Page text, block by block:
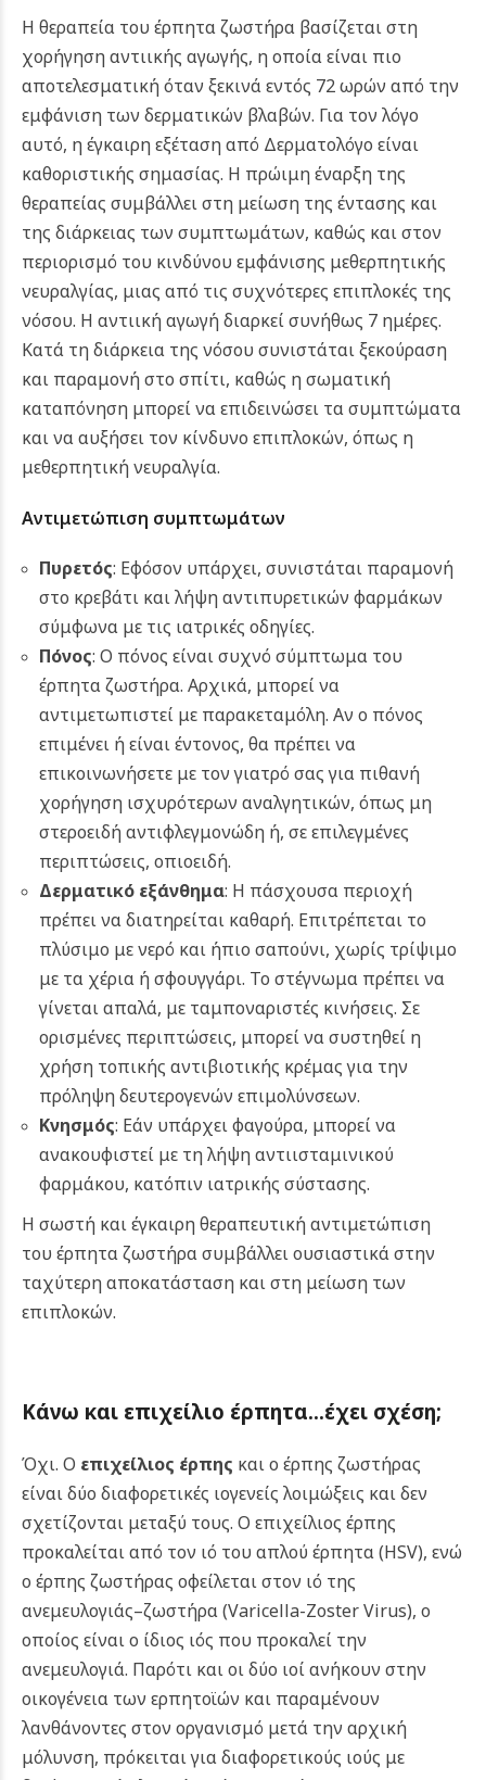
Η θεραπεία του έρπητα ζωστήρα βασίζεται στη
χορήγηση αντιικής αγωγής, η οποία είναι πιο
αποτελεσματική όταν ξεκινά εντός 72 ωρών από την
εμφάνιση των δερματικών βλαβών. Για τον λόγο
αυτό, η έγκαιρη εξέταση από Δερματολόγο είναι
καθοριστικής σημασίας. Η πρώιμη έναρξη της
θεραπείας συμβάλλει στη μείωση της έντασης και
της διάρκειας των συμπτωμάτων, καθώς και στον
περιορισμό του κινδύνου εμφάνισης μεθερπητικής
νευραλγίας, μιας από τις συχνότερες επιπλοκές της
νόσου. Η αντιική αγωγή διαρκεί συνήθως 7 ημέρες.
Κατά τη διάρκεια της νόσου συνιστάται ξεκούραση
και παραμονή στο σπίτι, καθώς η σωματική
καταπόνηση μπορεί να επιδεινώσει τα συμπτώματα
και να αυξήσει τον κίνδυνο επιπλοκών, όπως η
μεθερπητική νευραλγία.
Αντιμετώπιση συμπτωμάτων
Πυρετός: Εφόσον υπάρχει, συνιστάται παραμονή
στο κρεβάτι και λήψη αντιπυρετικών φαρμάκων
σύμφωνα με τις ιατρικές οδηγίες.
Πόνος: Ο πόνος είναι συχνό σύμπτωμα του
έρπητα ζωστήρα. Αρχικά, μπορεί να
αντιμετωπιστεί με παρακεταμόλη. Αν ο πόνος
επιμένει ή είναι έντονος, θα πρέπει να
επικοινωνήσετε με τον γιατρό σας για πιθανή
χορήγηση ισχυρότερων αναλγητικών, όπως μη
στεροειδή αντιφλεγμονώδη ή, σε επιλεγμένες
περιπτώσεις, οπιοειδή.
Δερματικό εξάνθημα: Η πάσχουσα περιοχή
πρέπει να διατηρείται καθαρή. Επιτρέπεται το
πλύσιμο με νερό και ήπιο σαπούνι, χωρίς τρίψιμο
με τα χέρια ή σφουγγάρι. Το στέγνωμα πρέπει να
γίνεται απαλά, με ταμποναριστές κινήσεις. Σε
ορισμένες περιπτώσεις, μπορεί να συστηθεί η
χρήση τοπικής αντιβιοτικής κρέμας για την
πρόληψη δευτερογενών επιμολύνσεων.
Κνησμός: Εάν υπάρχει φαγούρα, μπορεί να
ανακουφιστεί με τη λήψη αντιισταμινικού
φαρμάκου, κατόπιν ιατρικής σύστασης.
Η σωστή και έγκαιρη θεραπευτική αντιμετώπιση
του έρπητα ζωστήρα συμβάλλει ουσιαστικά στην
ταχύτερη αποκατάσταση και στη μείωση των
επιπλοκών.
Κάνω και επιχείλιο έρπητα…έχει σχέση;
Όχι. Ο επιχείλιος έρπης και ο έρπης ζωστήρας
είναι δύο διαφορετικές ιογενείς λοιμώξεις και δεν
σχετίζονται μεταξύ τους. Ο επιχείλιος έρπης
προκαλείται από τον ιό του απλού έρπητα (HSV), ενώ
ο έρπης ζωστήρας οφείλεται στον ιό της
ανεμευλογιάς–ζωστήρα (Varicella-Zoster Virus), ο
οποίος είναι ο ίδιος ιός που προκαλεί την
ανεμευλογιά. Παρότι και οι δύο ιοί ανήκουν στην
οικογένεια των ερπητοϊών και παραμένουν
λανθάνοντες στον οργανισμό μετά την αρχική
μόλυνση, πρόκειται για διαφορετικούς ιούς με